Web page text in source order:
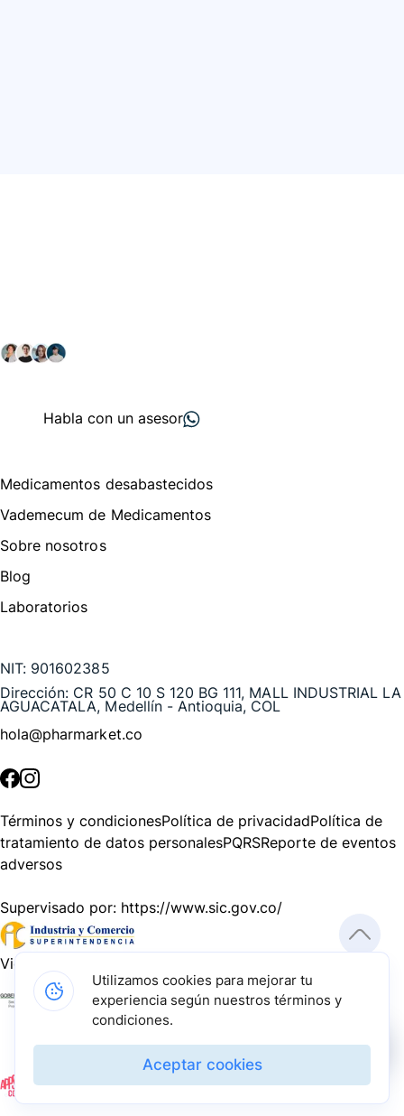
Habla con un asesor
Medicamentos desabastecidos
Vademecum de Medicamentos
Sobre nosotros
Blog
Laboratorios
NIT: 901602385
Dirección: CR 50 C 10 S 120 BG 111, MALL INDUSTRIAL LA
AGUACATALA, Medellín - Antioquia, COL
hola@pharmarket.co
Términos y condicionesPolítica de privacidadPolítica de
tratamiento de datos personalesPQRSReporte de eventos
adversos
Supervisado por: https://www.sic.gov.co/
Vigilado por:
Gracias a nuestros impulsadores, podemos presentarte la
solución tecnológica más avanzada para resolver los
desafíos farmacéuticos de la actualidad.
Utilizamos cookies para mejorar tu
experiencia según nuestros términos y
condiciones.
Aceptar cookies